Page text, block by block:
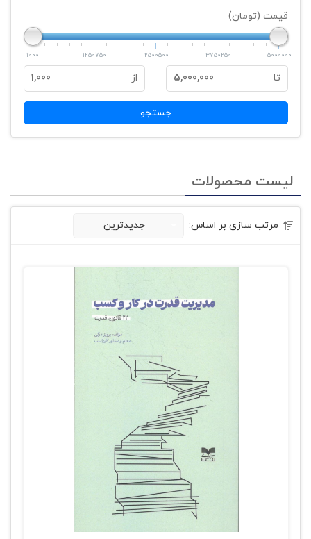
قیمت (تومان)
1000 1250750 2500500 3750250 5000000
تا 5,000,000 از 1,000
جستجو
لیست محصولات
مرتب سازی بر اساس: جدیدترین